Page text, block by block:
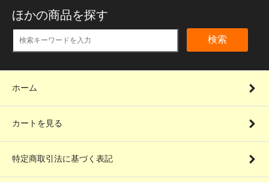
ほかの商品を探す
検索
ホーム
カートを見る
特定商取引法に基づく表記